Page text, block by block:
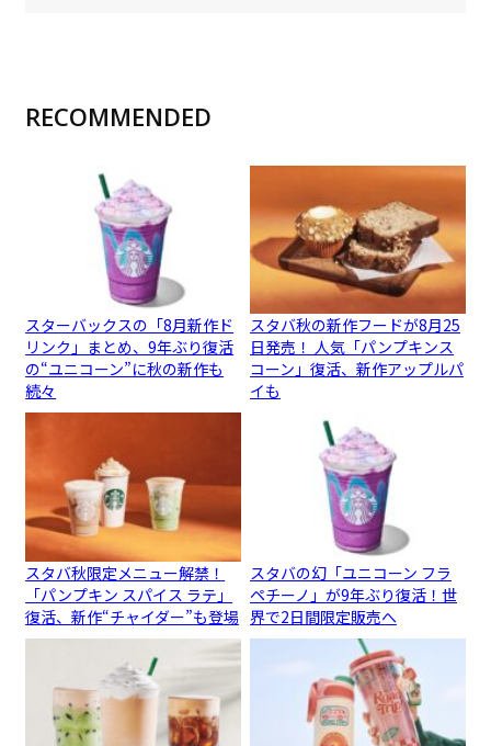
RECOMMENDED
スターバックスの「8月新作ド
リンク」まとめ、9年ぶり復活
の“ユニコーン”に秋の新作も
続々
スタバ秋の新作フードが8月25
日発売！ 人気「パンプキンス
コーン」復活、新作アップルパ
イも
スタバ秋限定メニュー解禁！
「パンプキン スパイス ラテ」
復活、新作“チャイダー”も登場
スタバの幻「ユニコーン フラ
ペチーノ」が9年ぶり復活！世
界で2日間限定販売へ